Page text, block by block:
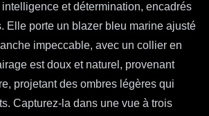
et détermination, encadrés
Elle porte un blazer bleu marine ajusté
impeccable, avec un collier en
est doux et naturel, provenant
projetant des ombres légères qui
Capturez-la dans une vue à trois